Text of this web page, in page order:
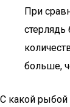
При
стерлядь
больше,
С какой рыбой